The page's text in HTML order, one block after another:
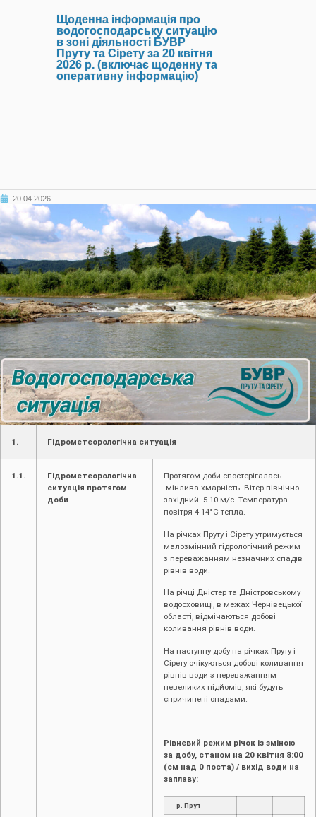
Щоденна інформація про
водогосподарську ситуацію
в зоні діяльності БУВР
Пруту та Сірету за 20 квітня
2026 р. (включає щоденну та
оперативну інформацію)
20.04.2026
1. Гідрометеорологічна ситуація
1.1.
Гідрометеорологічна
ситуація протягом
доби
Протягом доби спостерігалась
мінлива хмарність. Вітер північно-
західний 5-10 м/с. Температура
повітря 4-14°С тепла.
На річках Пруту і Сірету утримується
малозмінний гідрологічний режим
з переважанням незначних спадів
рівнів води.
На річці Дністер та Дністровському
водосховищі, в межах Чернівецької
області, відмічаються добові
коливання рівнів води.
На наступну добу на річках Пруту і
Сірету очікуються добові коливання
рівнів води з переважанням
невеликих підйомів, які будуть
спричинені опадами.
Рівневий режим річок із зміною
за добу, станом на 20 квітня 8:00
(см над 0 поста) / вихід води на
заплаву:
р. Прут